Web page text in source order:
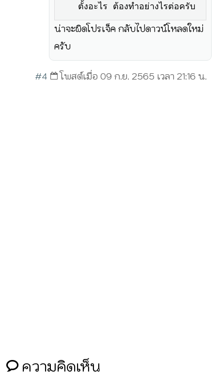
ตั้งอะไร ต้องทำอย่างไรต่อครับ
น่าจะผิดโปรเจ็ค กลับไปดาวน์โหลดใหม่
ครับ
#4 โพสต์เมื่อ 09 ก.ย. 2565 เวลา 21:16 น.
ความคิดเห็น